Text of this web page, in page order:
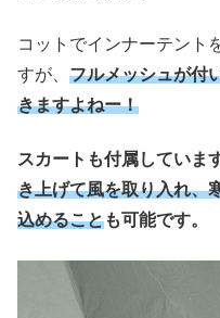
コットでインナーテント
すが、 フルメッシュが付
きますよねー！
スカートも付属していま
き上げて風を取り入れ、
込めることも可能です。